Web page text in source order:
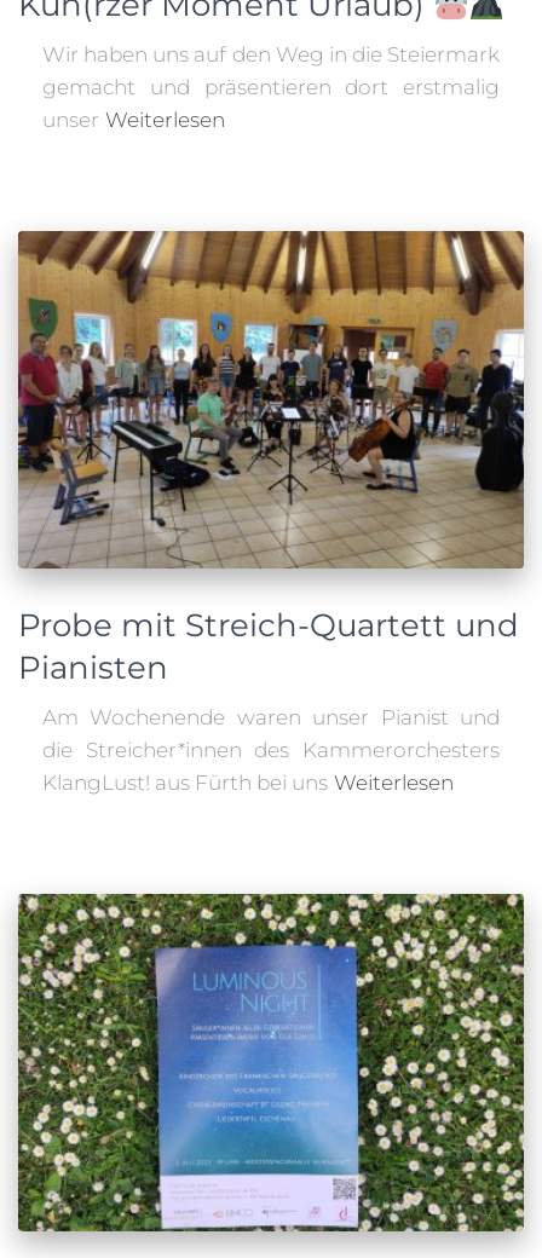
Wir haben uns auf den Weg in die Steiermark
gemacht und präsentieren dort erstmalig
unser Weiterlesen
Probe mit Streich-Quartett und
Pianisten
Am Wochenende waren unser Pianist und
die Streicher*innen des Kammerorchesters
KlangLust! aus Fürth bei uns Weiterlesen